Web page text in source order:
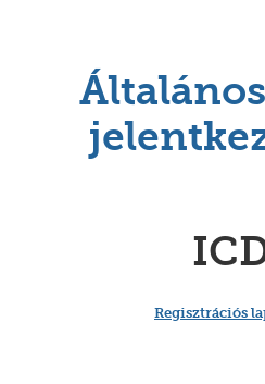
Regisztrációs